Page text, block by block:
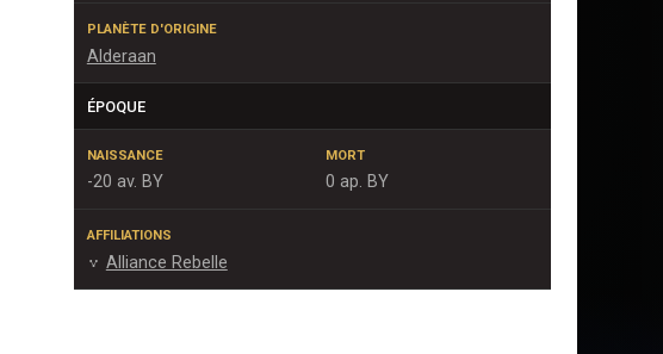
PLANÈTE D'ORIGINE
Alderaan
ÉPOQUE
NAISSANCE
-20 av. BY
MORT
0 ap. BY
AFFILIATIONS
Alliance Rebelle